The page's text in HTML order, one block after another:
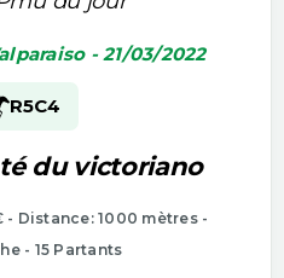
- 21/03/2022
R5C4
du victoriano
- Distance: 1000 mètres -
- 15 Partants